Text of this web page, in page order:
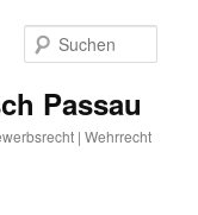
Passau
| Wehrrecht